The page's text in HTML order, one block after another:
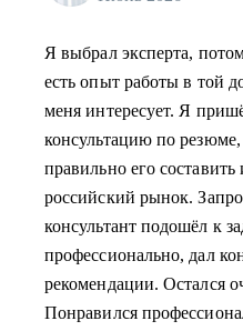
Я выбрал эксперта,
есть опыт работы в той
меня интересует. Я
консультацию по резюме,
правильно его
российский рынок.
консультант подошёл к
профессионально, дал
рекомендации. Остался
Понравился